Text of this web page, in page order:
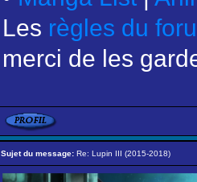
Les règles du
merci de les
Sujet du message: Re: Lupin III (2015-2018)